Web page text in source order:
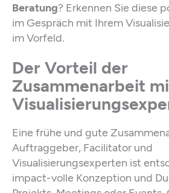
Beratung? Erkennen Sie diese
im Gespräch mit Ihrem
im Vorfeld.
Der Vorteil der
Zusammenarbeit
Eine frühe und gute
Auftraggeber, Facilitator und
Visualisierungsexperten ist
impact-volle Konzeption und